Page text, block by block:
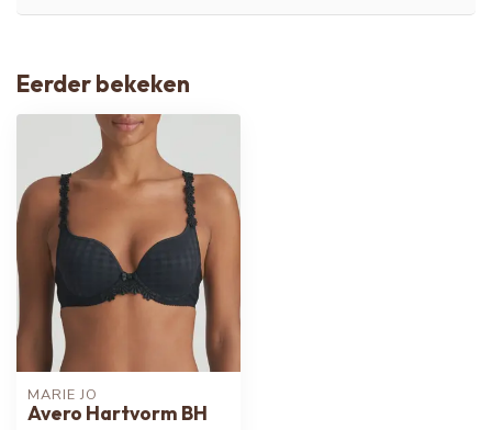
Eerder bekeken
MARIE JO
Avero Hartvorm BH